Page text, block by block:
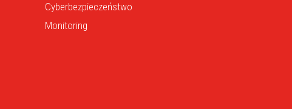
Cyberbezpieczeństwo
Monitoring